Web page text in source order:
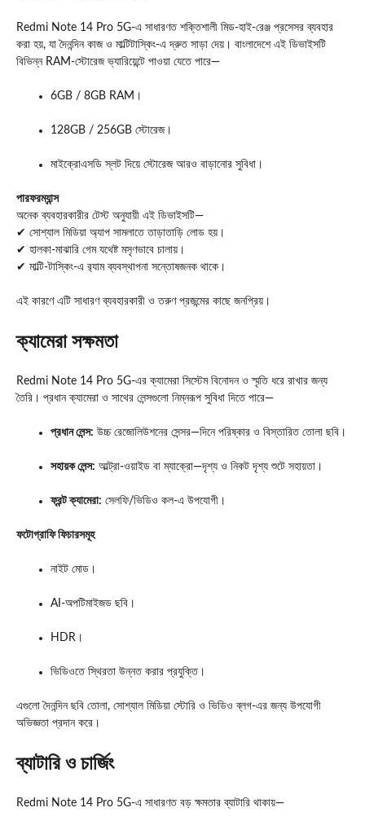
Redmi Note 14 Pro 5G-এ সাধারণত শক্তিশালী মিড-হাই-রেঞ্জ প্রসেসর ব্যবহার
করা হয়, যা দৈনন্দিন কাজ ও মাল্টিটাস্কিং-এ দ্রুত সাড়া দেয়। বাংলাদেশে এই ডিভাইসটি
বিভিন্ন RAM-স্টোরেজ ভ্যারিয়েন্টে পাওয়া যেতে পারে—
6GB / 8GB RAM।
128GB / 256GB স্টোরেজ।
মাইক্রোএসডি স্লট দিয়ে স্টোরেজ আরও বাড়ানোর সুবিধা।
পারফরম্যান্স
অনেক ব্যবহারকারীর টেস্ট অনুযায়ী এই ডিভাইসটি—
✔ সোশ্যাল মিডিয়া অ্যাপ সামলাতে তাড়াতাড়ি লোড হয়।
✔ হালকা-মাঝারি গেম যথেষ্ট মসৃণভাবে চালায়।
✔ মাল্টি-টাস্কিং-এ র‍্যাম ব্যবস্থাপনা সন্তোষজনক থাকে।
এই কারণে এটি সাধারণ ব্যবহারকারী ও তরুণ প্রজন্মের কাছে জনপ্রিয়।
ক্যামেরা সক্ষমতা
Redmi Note 14 Pro 5G-এর ক্যামেরা সিস্টেম বিনোদন ও স্মৃতি ধরে রাখার জন্য
তৈরি। প্রধান ক্যামেরা ও সাথের লেন্সগুলো নিম্নরূপ সুবিধা দিতে পারে—
প্রধান লেন্স: উচ্চ রেজোলিউশনের সেন্সর—দিনে পরিষ্কার ও বিস্তারিত তোলা ছবি।
সহায়ক লেন্স: আল্ট্রা-ওয়াইড বা ম্যাক্রো—দৃশ্য ও নিকট দৃশ্য শুটে সহায়তা।
ফ্রন্ট ক্যামেরা: সেলফি/ভিডিও কল-এ উপযোগী।
ফটোগ্রাফি ফিচারসমূহ
নাইট মোড।
AI-অপটিমাইজড ছবি।
HDR।
ভিডিওতে স্থিরতা উন্নত করার প্রযুক্তি।
এগুলো দৈনন্দিন ছবি তোলা, সোশ্যাল মিডিয়া স্টোরি ও ভিডিও ব্লগ-এর জন্য উপযোগী
অভিজ্ঞতা প্রদান করে।
ব্যাটারি ও চার্জিং
Redmi Note 14 Pro 5G-এ সাধারণত বড় ক্ষমতার ব্যাটারি থাকায়—